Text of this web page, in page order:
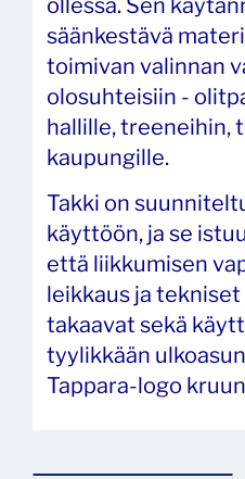
ollessa. Sen
säänkestävä
toimivan valinnan
olosuhteisiin -
hallille, treeneihin,
kaupungille.
Takki on
käyttöön, ja se
että liikkumisen
leikkaus ja
takaavat sekä
tyylikkään
Tappara-logo